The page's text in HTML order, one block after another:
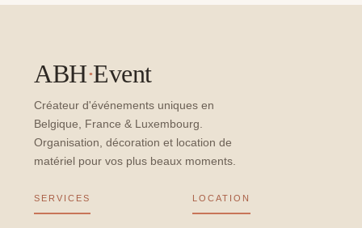
ABH·Event
Créateur d'événements uniques en
Belgique, France & Luxembourg.
Organisation, décoration et location de
matériel pour vos plus beaux moments.
SERVICES LOCATION